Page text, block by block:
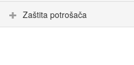
Zaštita potrošača